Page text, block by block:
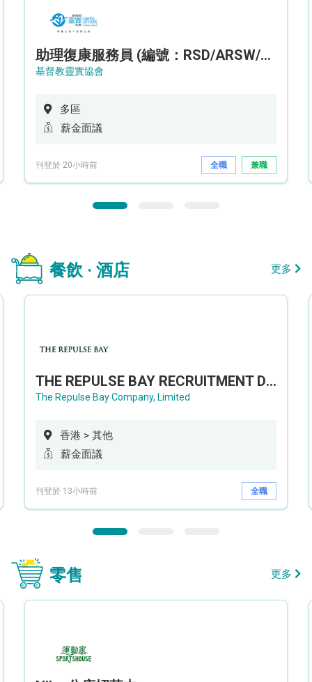
助理復康服務員 (編號：RSD/ARSW/CTE)
基督教靈實協會
多區
薪金面議
刊登於 20小時前 全職 兼職
餐飲 · 酒店 更多
THE REPULSE BAY RECRUITMENT DAY 淺水灣影灣園人才招聘會
The Repulse Bay Company, Limited
香港 > 其他
薪金面議
刊登於 13小時前 全職
零售 更多